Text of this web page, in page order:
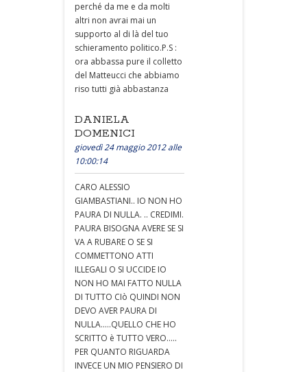
perché da me e da molti
altri non avrai mai un
supporto al di là del tuo
schieramento politico.P.S :
ora abbassa pure il colletto
del Matteucci che abbiamo
riso tutti già abbastanza
DANIELA
DOMENICI
giovedì 24 maggio 2012 alle
10:00:14
CARO ALESSIO
GIAMBASTIANI.. IO NON HO
PAURA DI NULLA. .. CREDIMI.
PAURA BISOGNA AVERE SE SI
VA A RUBARE O SE SI
COMMETTONO ATTI
ILLEGALI O SI UCCIDE IO
NON HO MAI FATTO NULLA
DI TUTTO CIò QUINDI NON
DEVO AVER PAURA DI
NULLA.....QUELLO CHE HO
SCRITTO è TUTTO VERO.....
PER QUANTO RIGUARDA
INVECE UN MIO PENSIERO DI